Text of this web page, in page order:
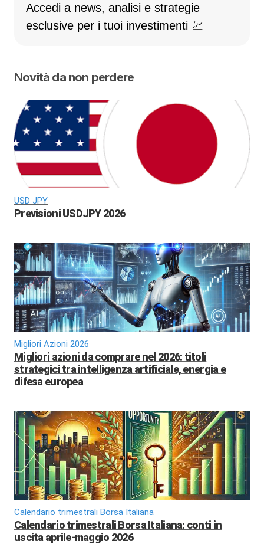
Accedi a news, analisi e strategie
esclusive per i tuoi investimenti 💹
Novità da non perdere
USD JPY
Previsioni USDJPY 2026
Migliori Azioni 2026
Migliori azioni da comprare nel 2026: titoli
strategici tra intelligenza artificiale, energia e
difesa europea
Calendario trimestrali Borsa Italiana
Calendario trimestrali Borsa Italiana: conti in
uscita aprile-maggio 2026